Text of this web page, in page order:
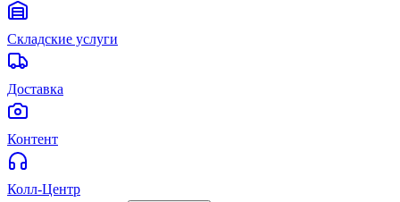
Складские услуги
Доставка
Контент
Колл-Центр